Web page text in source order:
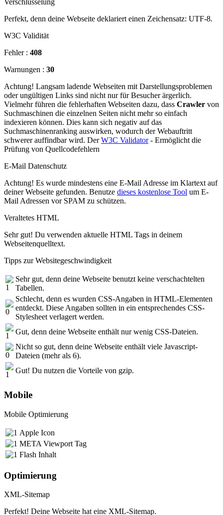
Perfekt, denn deine Webseite deklariert einen Zeichensatz: UTF-8.
W3C Validität
Fehler : 408
Warnungen : 30
Achtung! Langsam ladende Webseiten mit Darstellungsproblemen
oder ungültigen Links sind nicht nur für Besucher ärgerlich.
Vielmehr führen die fehlerhaften Webseiten dazu, dass Crawler von
Suchmaschinen die einzelnen Seiten nicht mehr so einfach
indexieren können. Dies kann sich negativ auf das
Suchmaschinenranking auswirken, wodurch der Webauftritt
schwerer auffindbar wird. DerW3C Validator- Ermöglicht die
Prüfung von Quellcodefehlern
E-Mail Datenschutz
Achtung! Es wurde mindestens eine E-Mail Adresse im Klartext auf
deiner Webseite gefunden. Benutze dieses kostenlose Tool um E-
Mail Adressen vor SPAM zu schützen.
Veraltetes HTML
Sehr gut! Du verwenden aktuelle HTML Tags in deinem
Webseitenquelltext.
Tipps zur Websitegeschwindigkeit
Sehr gut, denn deine Webseite benutzt keine verschachtelten
Tabellen.
Schlecht, denn es wurden CSS-Angaben in HTML-Elementen
entdeckt. Diese Angaben sollten in ein entsprechendes CSS-
Stylesheet verlagert werden.
Gut, denn deine Webseite enthält nur wenig CSS-Dateien.
Nicht so gut, denn deine Webseite enthält viele Javascript-
Dateien (mehr als 6).
Gut! Du nutzen die Vorteile von gzip.
Mobile
Mobile Optimierung
Apple Icon
META Viewport Tag
Flash Inhalt
Optimierung
XML-Sitemap
Perfekt! Deine Webseite hat eine XML-Sitemap.